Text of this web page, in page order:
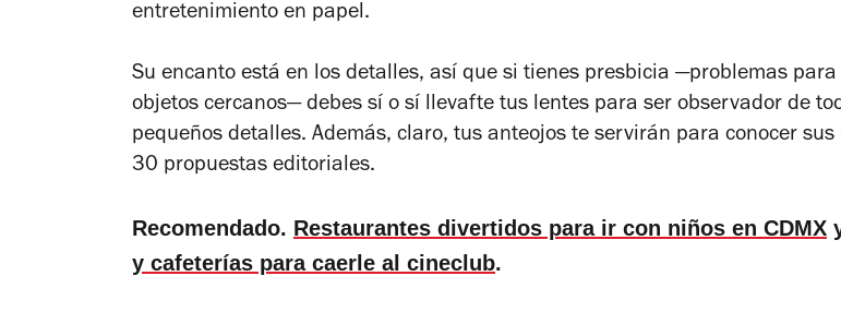
entretenimiento en papel.
Su encanto está en los detalles, así que si tienes presbicia —problemas
objetos cercanos— debes sí o sí llevafte tus lentes para ser observador de
pequeños detalles. Además, claro, tus anteojos te servirán para conocer sus
30 propuestas editoriales.
Recomendado. Restaurantes divertidos para ir con niños en CDMX
y cafeterías para caerle al cineclub.